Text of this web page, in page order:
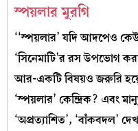
স্পয়লার মুরগি
‘‘স্পয়লার’ যদি আদপেও
‘সিনেমাটি’র রস উপভোগ
আর-একটি বিষয়ও জরুরি হয়ে
‘স্পয়লার’ কেন্দ্রিক? এবং
‘অপ্রত্যাশিত’, ‘বাঁকবদল’